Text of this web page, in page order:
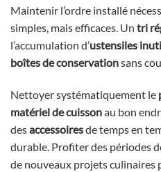
Maintenir l’ordre installé
simples, mais efficaces. Un tri
l’accumulation d’ustensiles
boîtes de conservationsans
Nettoyer systématiquement le
matériel de cuissonau bon
desaccessoiresde temps en
durable. Profiter des périodes
de nouveaux projets culinaires